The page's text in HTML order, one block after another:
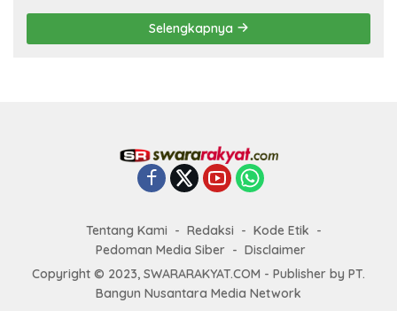
Selengkapnya
Tentang Kami Redaksi
Kode Etik
Pedoman Media Siber
Disclaimer
Copyright © 2023, SWARARAKYAT.COM - Publisher by PT.
Bangun Nusantara Media Network